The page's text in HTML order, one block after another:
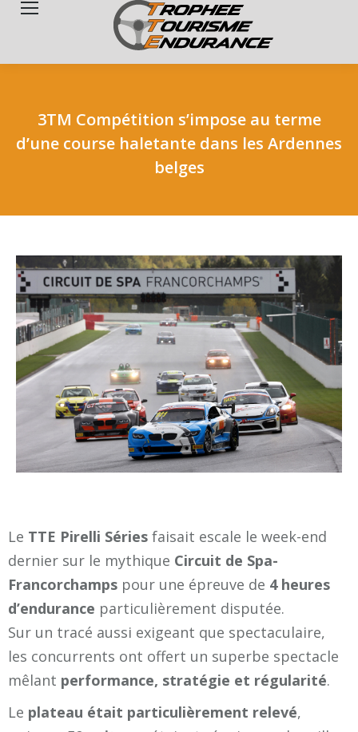
3TM Compétition s’impose au terme
d’une course haletante dans les Ardennes
belges
Le TTE Pirelli Séries faisait escale le week-end
dernier sur le mythique Circuit de Spa-
Francorchamps pour une épreuve de 4 heures
d’endurance particulièrement disputée.
Sur un tracé aussi exigeant que spectaculaire,
les concurrents ont offert un superbe spectacle
mêlant performance, stratégie et régularité.
Le plateau était particulièrement relevé,